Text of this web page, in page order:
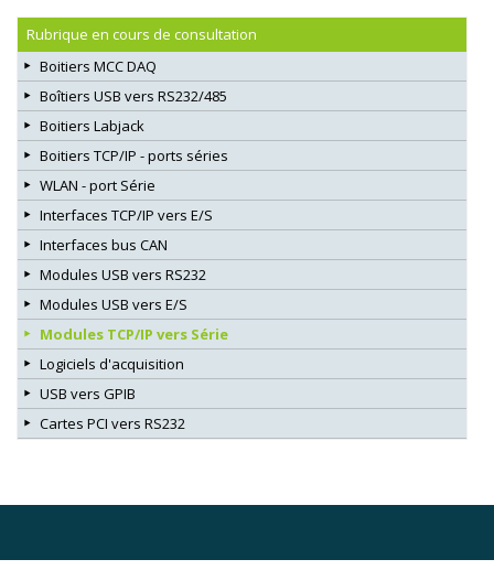
Rubrique en cours de consultation
Boitiers MCC DAQ
Boîtiers USB vers RS232/485
Boitiers Labjack
Boitiers TCP/IP - ports séries
WLAN - port Série
Interfaces TCP/IP vers E/S
Interfaces bus CAN
Modules USB vers RS232
Modules USB vers E/S
Modules TCP/IP vers Série
Logiciels d'acquisition
USB vers GPIB
Cartes PCI vers RS232